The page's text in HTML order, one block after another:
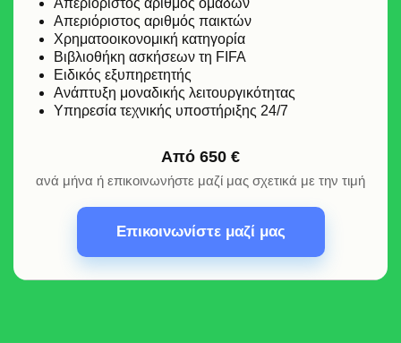
Απεριόριστος αριθμός παικτών
Χρηματοοικονομική κατηγορία
Βιβλιοθήκη ασκήσεων τη FIFA
Ειδικός εξυπηρετητής
Ανάπτυξη μοναδικής λειτουργικότητας
Υπηρεσία τεχνικής υποστήριξης 24/7
Από 650 €
ανά μήνα ή επικοινωνήστε μαζί μας σχετικά με την τιμή
Επικοινωνίστε μαζί μας